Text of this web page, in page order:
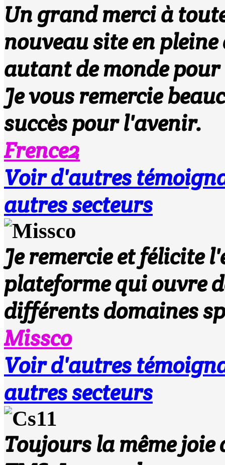
Un grand merci à
nouveau site en
autant de monde
Je vous remercie
succès pour l'avenir.
Frence2
Voir d'autres
autres secteurs
Je remercie et félicite
plateforme qui ouvre
différents domaines
Missco
Voir d'autres
autres secteurs
Toujours la même joie